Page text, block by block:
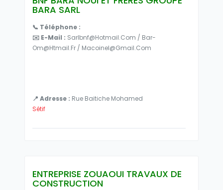
BARA SARL
📞 Téléphone :
✉️ E-Mail : Sarlbnf@hotmail.com / Bar-
Om@htmail.fr / Macoinel@gmail.com
📍 Adresse : Rue Baitiche Mohamed
Sétif
ENTREPRISE ZOUAOUI TRAVAUX DE
CONSTRUCTION